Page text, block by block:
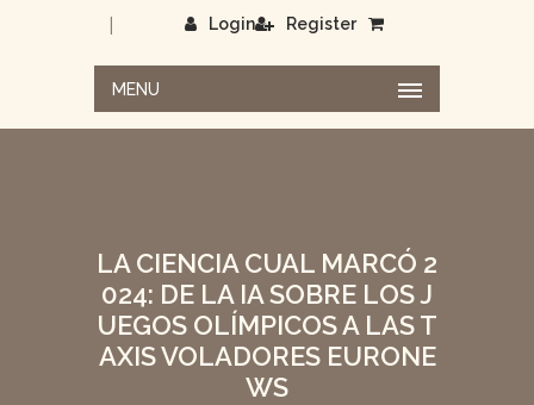
Login
| Register
MENU
LA CIENCIA CUAL MARCÓ 2
024: DE LA IA SOBRE LOS J
UEGOS OLÍMPICOS A LAS T
AXIS VOLADORES EURONE
WS